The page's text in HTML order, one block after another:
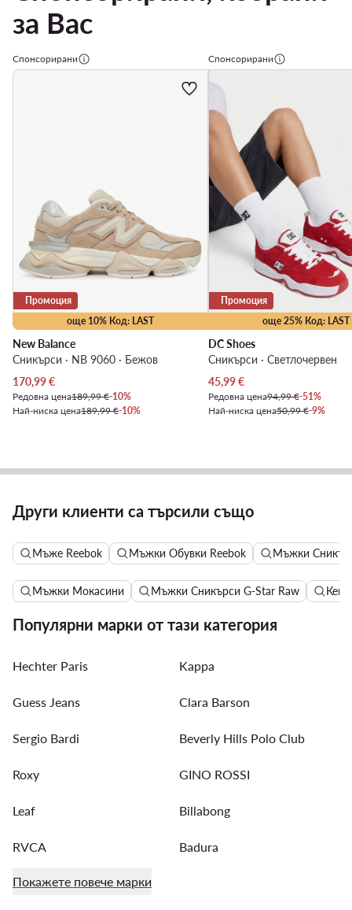
за Вас
Спонсорирани
още 10% Код: LAST
Промоция
New Balance
Сникърси · NB 9060 · Бежов
Актуална цена
170,99€
Редовна цена189,99 €-10%
Най-ниска цена189,99 €-10%
Спонсорирани
още 25% Код: LAST
Промоция
DC Shoes
Сникърси · Светлочервен
Актуална цена
45,99€
Редовна цена94,99 €-51%
Най-ниска цена50,99 €-9%
Други клиенти са търсили също
Мъже Reebok Мъжки Обувки Reebok Мъжки
Мъжки Мокасини Мъжки Сникърси G-Star Raw
Популярни марки от тази категория
Hechter Paris Kappa
Guess Jeans Clara Barson
Sergio Bardi Beverly Hills Polo Club
Roxy GINO ROSSI
Leaf Billabong
RVCA Badura
Покажете повече марки